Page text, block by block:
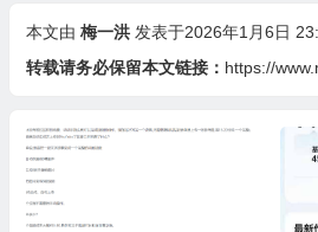
本文由 梅一洪 发表于2026年1月6日
转载请务必保留本文链接： https://